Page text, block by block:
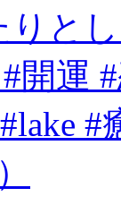
りと
開運